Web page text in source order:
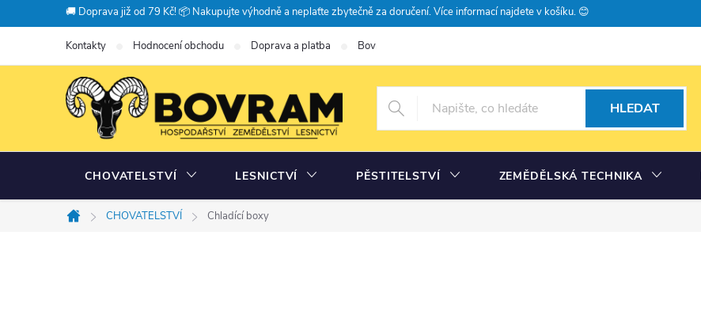
na
🚚 Doprava již od 79 Kč! 📦 Nakupujte výhodně a neplaťte zbytečně za doručení. Více informací najdete v košíku. 😊
Kontakty Hodnocení obchodu Doprava a platba Bovramova poradna
HLEDAT
CHOVATELSTVÍ LESNICTVÍ PĚSTITELSTVÍ ZEMĚDĚLSKÁ TECHNIKA
Domů
CHOVATELSTVÍ Chladící boxy